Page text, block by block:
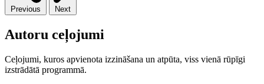
Previous Next
Autoru ceļojumi
Ceļojumi, kuros apvienota izzināšana un atpūta, viss vienā rūpīgi
izstrādātā programmā.